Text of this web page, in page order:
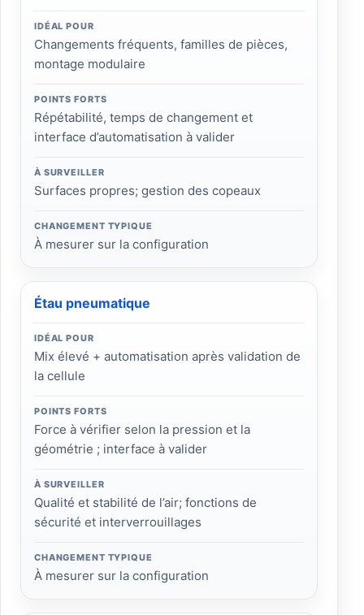
IDÉAL POUR
Changements fréquents, familles de pièces,
montage modulaire
POINTS FORTS
Répétabilité, temps de changement et
interface d’automatisation à valider
À SURVEILLER
Surfaces propres; gestion des copeaux
CHANGEMENT TYPIQUE
À mesurer sur la configuration
Étau pneumatique
IDÉAL POUR
Mix élevé + automatisation après validation de
la cellule
POINTS FORTS
Force à vérifier selon la pression et la
géométrie ; interface à valider
À SURVEILLER
Qualité et stabilité de l’air; fonctions de
sécurité et interverrouillages
CHANGEMENT TYPIQUE
À mesurer sur la configuration